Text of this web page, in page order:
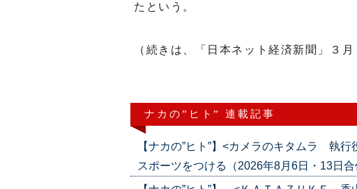
たという。
（続きは、「日本ネット経済新聞」３月
ナカの”ヒト” 連載記事
【ナカの”ヒト”】<カメラのキタムラ 執
スポーツをつける（2026年8月6日・13日